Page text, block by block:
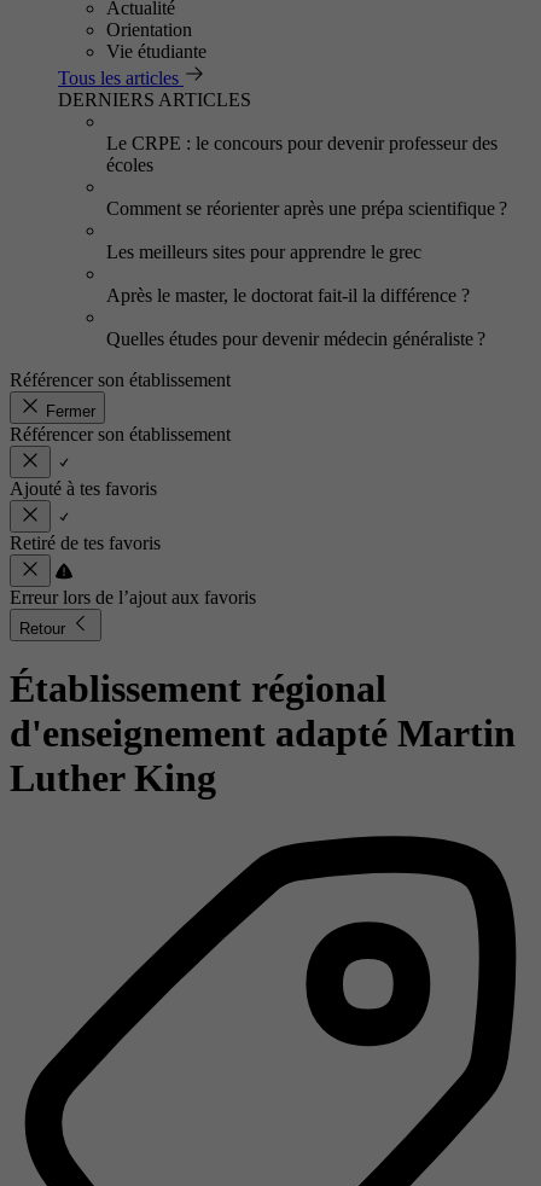
Actualité
Orientation
Vie étudiante
Tous les articles
DERNIERS ARTICLES
Le CRPE : le concours pour devenir professeur des
écoles
Comment se réorienter après une prépa scientifique ?
Les meilleurs sites pour apprendre le grec
Après le master, le doctorat fait-il la différence ?
Quelles études pour devenir médecin généraliste ?
Référencer son établissement
Fermer
Référencer son établissement
Ajouté à tes favoris
Retiré de tes favoris
Erreur lors de l’ajout aux favoris
Retour
Établissement régional
d'enseignement adapté Martin
Luther King